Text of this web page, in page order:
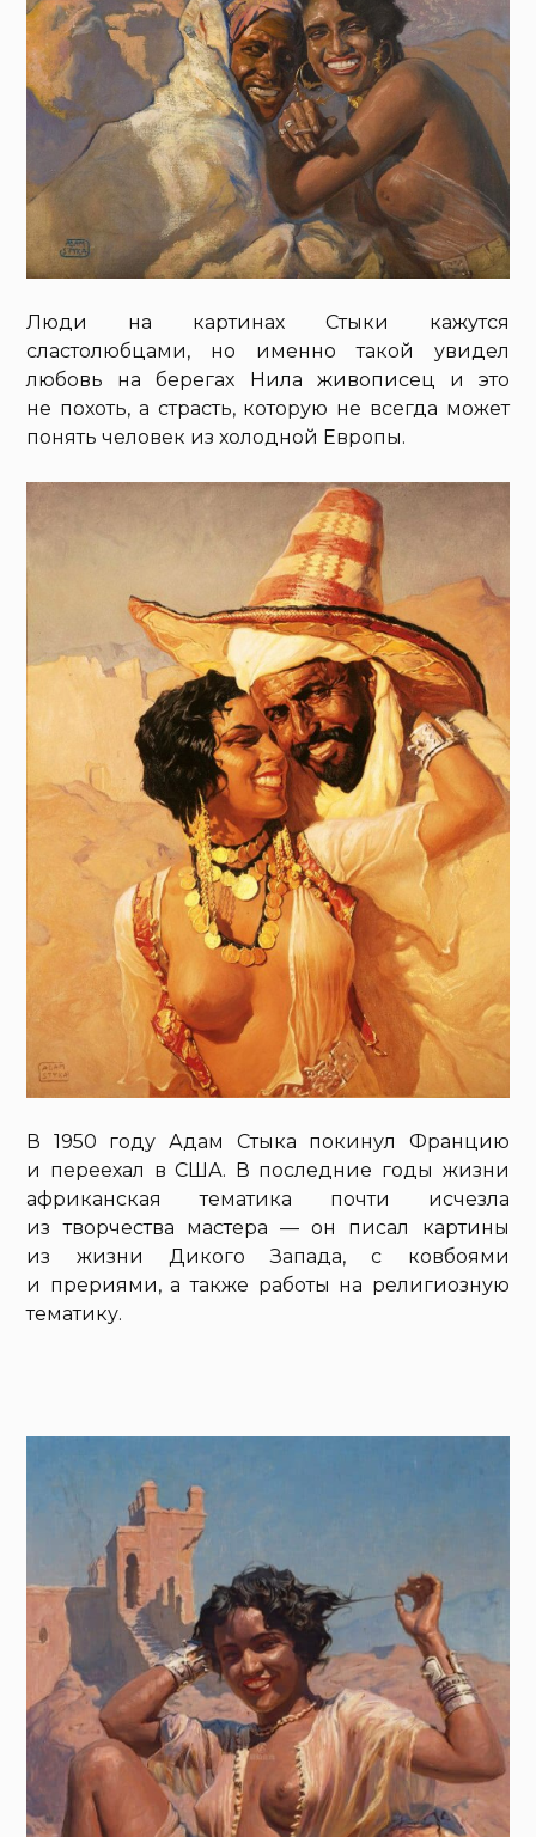
Люди на картинах Стыки кажутся
сластолюбцами, но именно такой увидел
любовь на берегах Нила живописец и это
не похоть, а страсть, которую не всегда может
понять человек из холодной Европы.
В 1950 году Адам Стыка покинул Францию
и переехал в США. В последние годы жизни
африканская тематика почти исчезла
из творчества мастера — он писал картины
из жизни Дикого Запада, с ковбоями
и прериями, а также работы на религиозную
тематику.